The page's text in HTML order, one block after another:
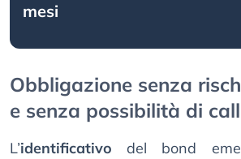
mesi
Obbligazione senza
e senza possibilità di call
L’identificativo del bond